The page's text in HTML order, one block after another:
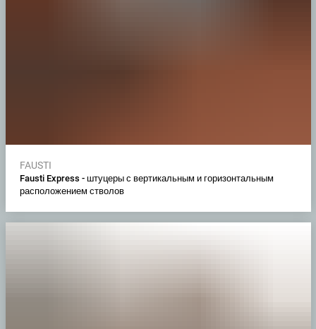
FAUSTI
Fausti Express - штуцеры с вертикальным и горизонтальным
расположением стволов